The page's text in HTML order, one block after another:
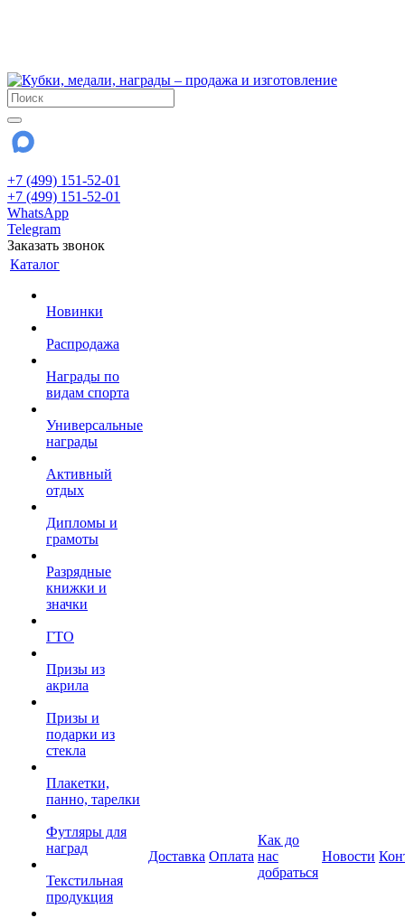
+7 (499) 151-52-01
+7 (499) 151-52-01
WhatsApp
Telegram
Заказать звонок
Каталог
Новинки
Распродажа
Награды по
видам спорта
Универсальные
награды
Активный
отдых
Дипломы и
грамоты
Разрядные
книжки и
значки
ГТО
Призы из
акрила
Призы и
подарки из
стекла
Плакетки,
панно, тарелки
Футляры для
наград
Текстильная
продукция
Доставка Оплата
Как до
нас
добраться
Новости